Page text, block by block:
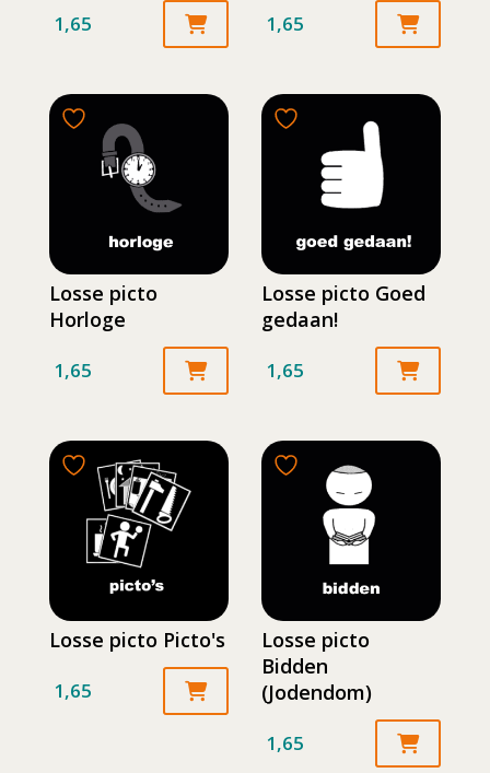
1,65 1,65
Losse picto
Horloge
1,65
Losse picto Goed
gedaan!
1,65
Losse picto Picto's
1,65
Losse picto
Bidden
(Jodendom)
1,65